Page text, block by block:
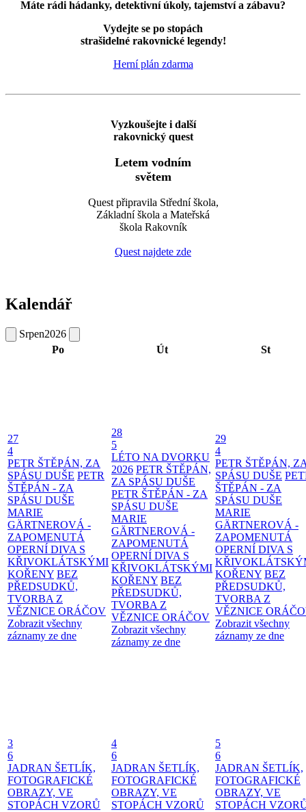
Máte rádi hádanky, detektivní úkoly, tajemství a zábavu?
Vydejte se po stopách
strašidelné rakovnické legendy!
Herní plán zdarma
Vyzkoušejte i další
rakovnický quest
Letem vodním
světem
Quest připravila Střední škola,
Základní škola a Mateřská
škola Rakovník
Quest najdete zde
Kalendář
Srpen2026
Po
Út St
27
4
PETR ŠTĚPÁN, ZA
SPÁSU DUŠE PETR
ŠTĚPÁN - ZA
SPÁSU DUŠE
MARIE
GÄRTNEROVÁ -
ZAPOMENUTÁ
OPERNÍ DIVA S
KŘIVOKLÁTSKÝMI
KOŘENY BEZ
PŘEDSUDKŮ,
TVORBA Z
VĚZNICE ORÁČOV
Zobrazit všechny
záznamy ze dne
28
5
LÉTO NA DVORKU
2026 PETR ŠTĚPÁN,
ZA SPÁSU DUŠE
PETR ŠTĚPÁN - ZA
SPÁSU DUŠE
MARIE
GÄRTNEROVÁ -
ZAPOMENUTÁ
OPERNÍ DIVA S
KŘIVOKLÁTSKÝMI
KOŘENY BEZ
PŘEDSUDKŮ,
TVORBA Z
VĚZNICE ORÁČOV
Zobrazit všechny
záznamy ze dne
29
4
PETR ŠTĚPÁN,
SPÁSU DUŠE
ŠTĚPÁN - ZA
SPÁSU DUŠE
MARIE
GÄRTNEROVÁ -
ZAPOMENUTÁ
OPERNÍ DIVA S
KOŘENY BEZ
PŘEDSUDKŮ,
TVORBA Z
VĚZNICE
Zobrazit všechny
záznamy ze dne
3
6
JADRAN ŠETLÍK,
FOTOGRAFICKÉ
OBRAZY, VE
STOPÁCH VZORŮ
4
6
JADRAN ŠETLÍK,
FOTOGRAFICKÉ
OBRAZY, VE
STOPÁCH VZORŮ
5
6
JADRAN ŠETLÍK,
FOTOGRAFICKÉ
OBRAZY, VE
STOPÁCH